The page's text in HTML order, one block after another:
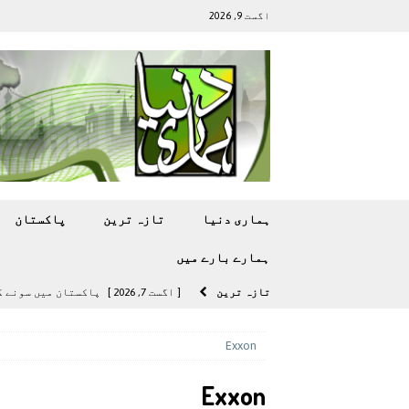
اگست 9, 2026
ہماری دنیا تازہ ترين پاکستان
ہمارے بارے ميں
تازہ ترين [ اگست 7, 2026 ] پاکستان میں سونے کی قیمت میں
Exxon
Exxon